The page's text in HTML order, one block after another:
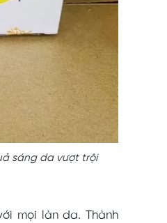
sáng da vượt trội
mọi làn da. Thành